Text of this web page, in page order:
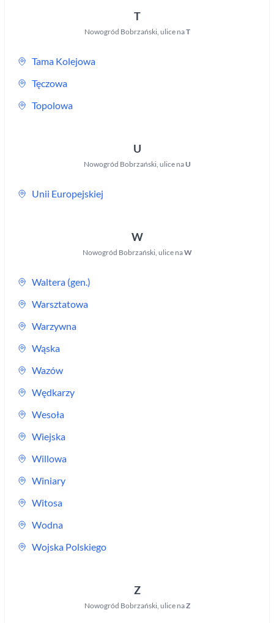
T
Nowogród Bobrzański, ulice naT
Tama Kolejowa
Tęczowa
Topolowa
U
Nowogród Bobrzański, ulice naU
Unii Europejskiej
W
Nowogród Bobrzański, ulice naW
Waltera (gen.)
Warsztatowa
Warzywna
Wąska
Wazów
Wędkarzy
Wesoła
Wiejska
Willowa
Winiary
Witosa
Wodna
Wojska Polskiego
Z
Nowogród Bobrzański, ulice naZ